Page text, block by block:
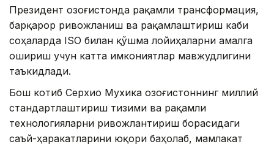
Президент Қозоғистонда рақамли трансформация,
барқарор ривожланиш ва рақамлаштириш каби
соҳаларда ISO билан қўшма лойиҳаларни амалга
ошириш учун катта имкониятлар мавжудлигини
таъкидлади.
Бош котиб Серхио Мухика Қозоғистоннинг миллий
стандартлаштириш тизими ва рақамли
технологияларни ривожлантириш борасидаги
саъй-ҳаракатларини юқори баҳолаб, мамлакат